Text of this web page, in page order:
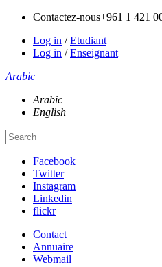
Contactez-nous+961 1 421
Log in /Etudiant
Log in /Enseignant
Arabic
Arabic
English
Facebook
Twitter
Instagram
Linkedin
flickr
Contact
Annuaire
Webmail